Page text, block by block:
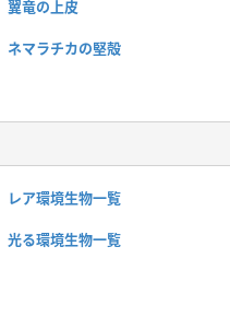
翼竜の上皮
ネマラチカの堅殻
レア環境生物一覧
光る環境生物一覧